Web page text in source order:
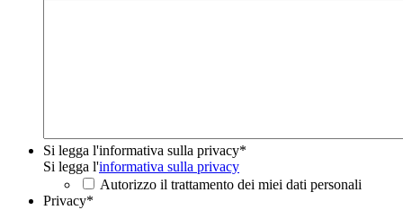
Si legga l'informativa sulla privacy*
Si legga l'informativa sulla privacy
Autorizzo il trattamento dei miei dati personali
Privacy*